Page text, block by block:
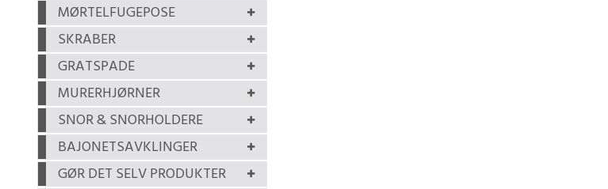
MØRTELFUGEPOSE
SKRABER
GRATSPADE
MURERHJØRNER
SNOR & SNORHOLDERE
BAJONETSAVKLINGER
GØR DET SELV PRODUKTER